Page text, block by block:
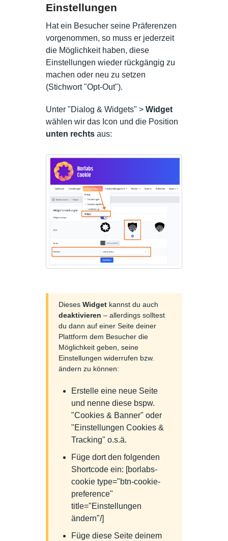
Einstellungen
Hat ein Besucher seine Präferenzen
vorgenommen, so muss er jederzeit
die Möglichkeit haben, diese
Einstellungen wieder rückgängig zu
machen oder neu zu setzen
(Stichwort "Opt-Out").
Unter "Dialog & Widgets" > Widget
wählen wir das Icon und die Position
unten rechts aus:
Dieses Widget kannst du auch
deaktivieren – allerdings solltest
du dann auf einer Seite deiner
Plattform dem Besucher die
Möglichkeit geben, seine
Einstellungen widerrufen bzw.
ändern zu können:
Erstelle eine neue Seite
und nenne diese bspw.
"Cookies & Banner" oder
"Einstellungen Cookies &
Tracking" o.s.ä.
Füge dort den folgenden
Shortcode ein: [borlabs-
cookie type="btn-cookie-
preference"
title="Einstellungen
ändern"/]
Füge diese Seite deinem